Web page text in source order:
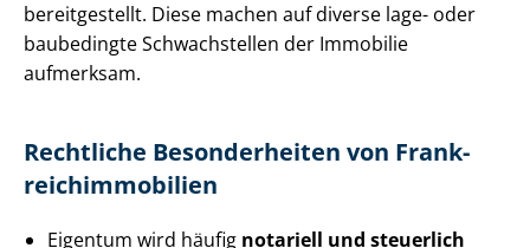
bereitgestellt. Diese machen auf diverse lage- oder
baubedingte Schwachstellen der Immobilie
aufmerksam.
Rechtliche Besonderheiten von Frank­
reichim­mo­bi­li­en
Eigentum wird häufig notariell und steuerlich